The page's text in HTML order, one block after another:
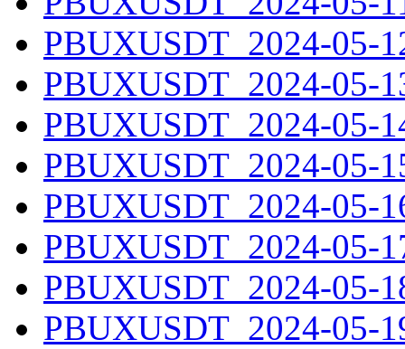
PBUXUSDT_2024-05-
PBUXUSDT_2024-05-
PBUXUSDT_2024-05-
PBUXUSDT_2024-05-
PBUXUSDT_2024-05-
PBUXUSDT_2024-05-
PBUXUSDT_2024-05-
PBUXUSDT_2024-05-